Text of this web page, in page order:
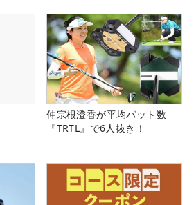
仲宗根澄香が平均パット数
『TRTL』で6人抜き！